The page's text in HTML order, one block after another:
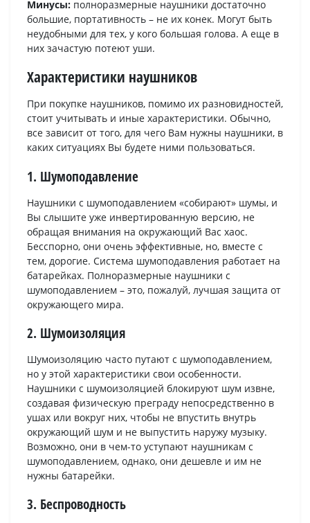
Минусы: полноразмерные наушники достаточно
большие, портативность – не их конек. Могут быть
неудобными для тех, у кого большая голова. А еще в
них зачастую потеют уши.
Характеристики наушников
При покупке наушников, помимо их разновидностей,
стоит учитывать и иные характеристики. Обычно,
все зависит от того, для чего Вам нужны наушники, в
каких ситуациях Вы будете ними пользоваться.
1. Шумоподавление
Наушники с шумоподавлением «собирают» шумы, и
Вы слышите уже инвертированную версию, не
обращая внимания на окружающий Вас хаос.
Бесспорно, они очень эффективные, но, вместе с
тем, дорогие. Система шумоподавления работает на
батарейках. Полноразмерные наушники с
шумоподавлением – это, пожалуй, лучшая защита от
окружающего мира.
2. Шумоизоляция
Шумоизоляцию часто путают с шумоподавлением,
но у этой характеристики свои особенности.
Наушники с шумоизоляцией блокируют шум извне,
создавая физическую преграду непосредственно в
ушах или вокруг них, чтобы не впустить внутрь
окружающий шум и не выпустить наружу музыку.
Возможно, они в чем-то уступают наушникам с
шумоподавлением, однако, они дешевле и им не
нужны батарейки.
3. Беспроводность